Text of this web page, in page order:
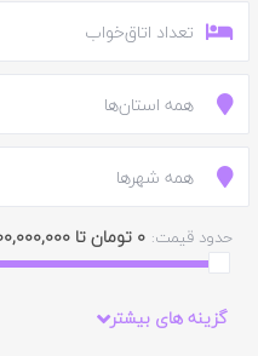
تعداد اتاق‌خواب
همه استان‌ها
همه شهرها
حدود قیمت: 0 تومان تا 100,000,000 تومان
گزینه های بیشتر